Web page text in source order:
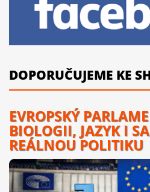
DOPORUČUJEME KE
EVROPSKÝ
BIOLOGII, JAZYK I
REÁLNOU POLITIKU